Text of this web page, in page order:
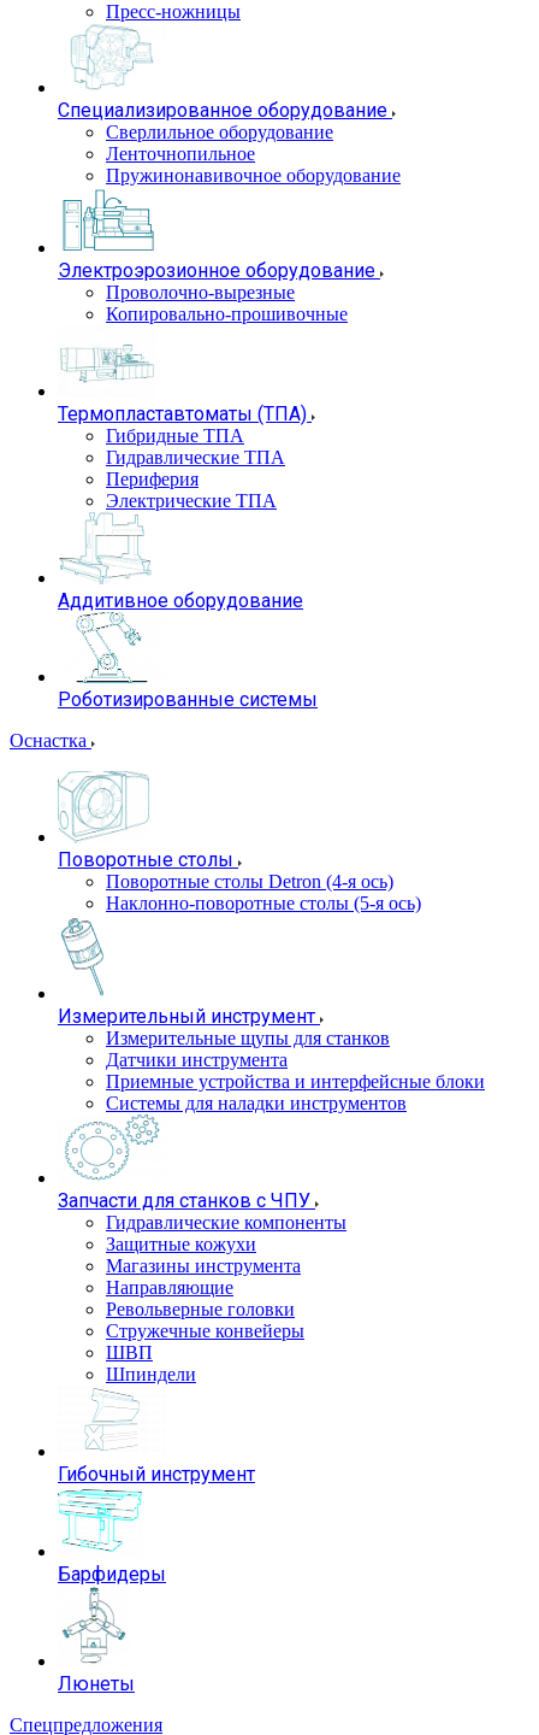
Пресс-ножницы
Специализированное оборудование
Сверлильное оборудование
Ленточнопильное
Пружинонавивочное оборудование
Электроэрозионное оборудование
Проволочно-вырезные
Копировально-прошивочные
Термопластавтоматы (ТПА)
Гибридные ТПА
Гидравлические ТПА
Периферия
Электрические ТПА
Аддитивное оборудование
Роботизированные системы
Оснастка
Поворотные столы
Поворотные столы Detron (4-я ось)
Наклонно-поворотные столы (5-я ось)
Измерительный инструмент
Измерительные щупы для станков
Датчики инструмента
Приемные устройства и интерфейсные блоки
Системы для наладки инструментов
Запчасти для станков с ЧПУ
Гидравлические компоненты
Защитные кожухи
Магазины инструмента
Направляющие
Револьверные головки
Стружечные конвейеры
ШВП
Шпиндели
Гибочный инструмент
Барфидеры
Люнеты
Спецпредложения